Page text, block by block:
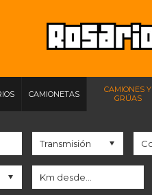
CAMIONETAS
CAMIONES Y
GRÚAS